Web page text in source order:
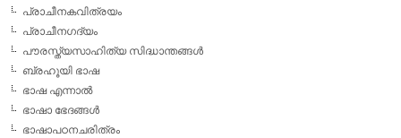
പ്രാചീനകവിത്രയം
പ്രാചീനഗദ്യം
പൗരസ്ത്യസാഹിത്യ സിദ്ധാന്തങ്ങള്‍
ബ്രഹൂയി ഭാഷ
ഭാഷ എന്നാല്‍
ഭാഷാ ഭേദങ്ങള്‍
ഭാഷാപഠനചരിത്രം